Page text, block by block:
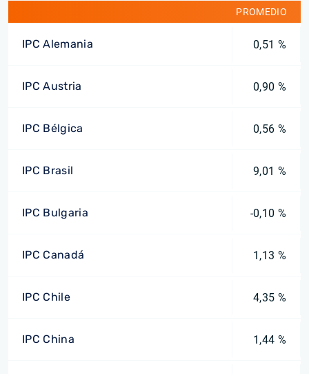
PROMEDIO
IPC Alemania 0,51 %
IPC Austria 0,90 %
IPC Bélgica 0,56 %
IPC Brasil 9,01 %
IPC Bulgaria -0,10 %
IPC Canadá 1,13 %
IPC Chile 4,35 %
IPC China 1,44 %